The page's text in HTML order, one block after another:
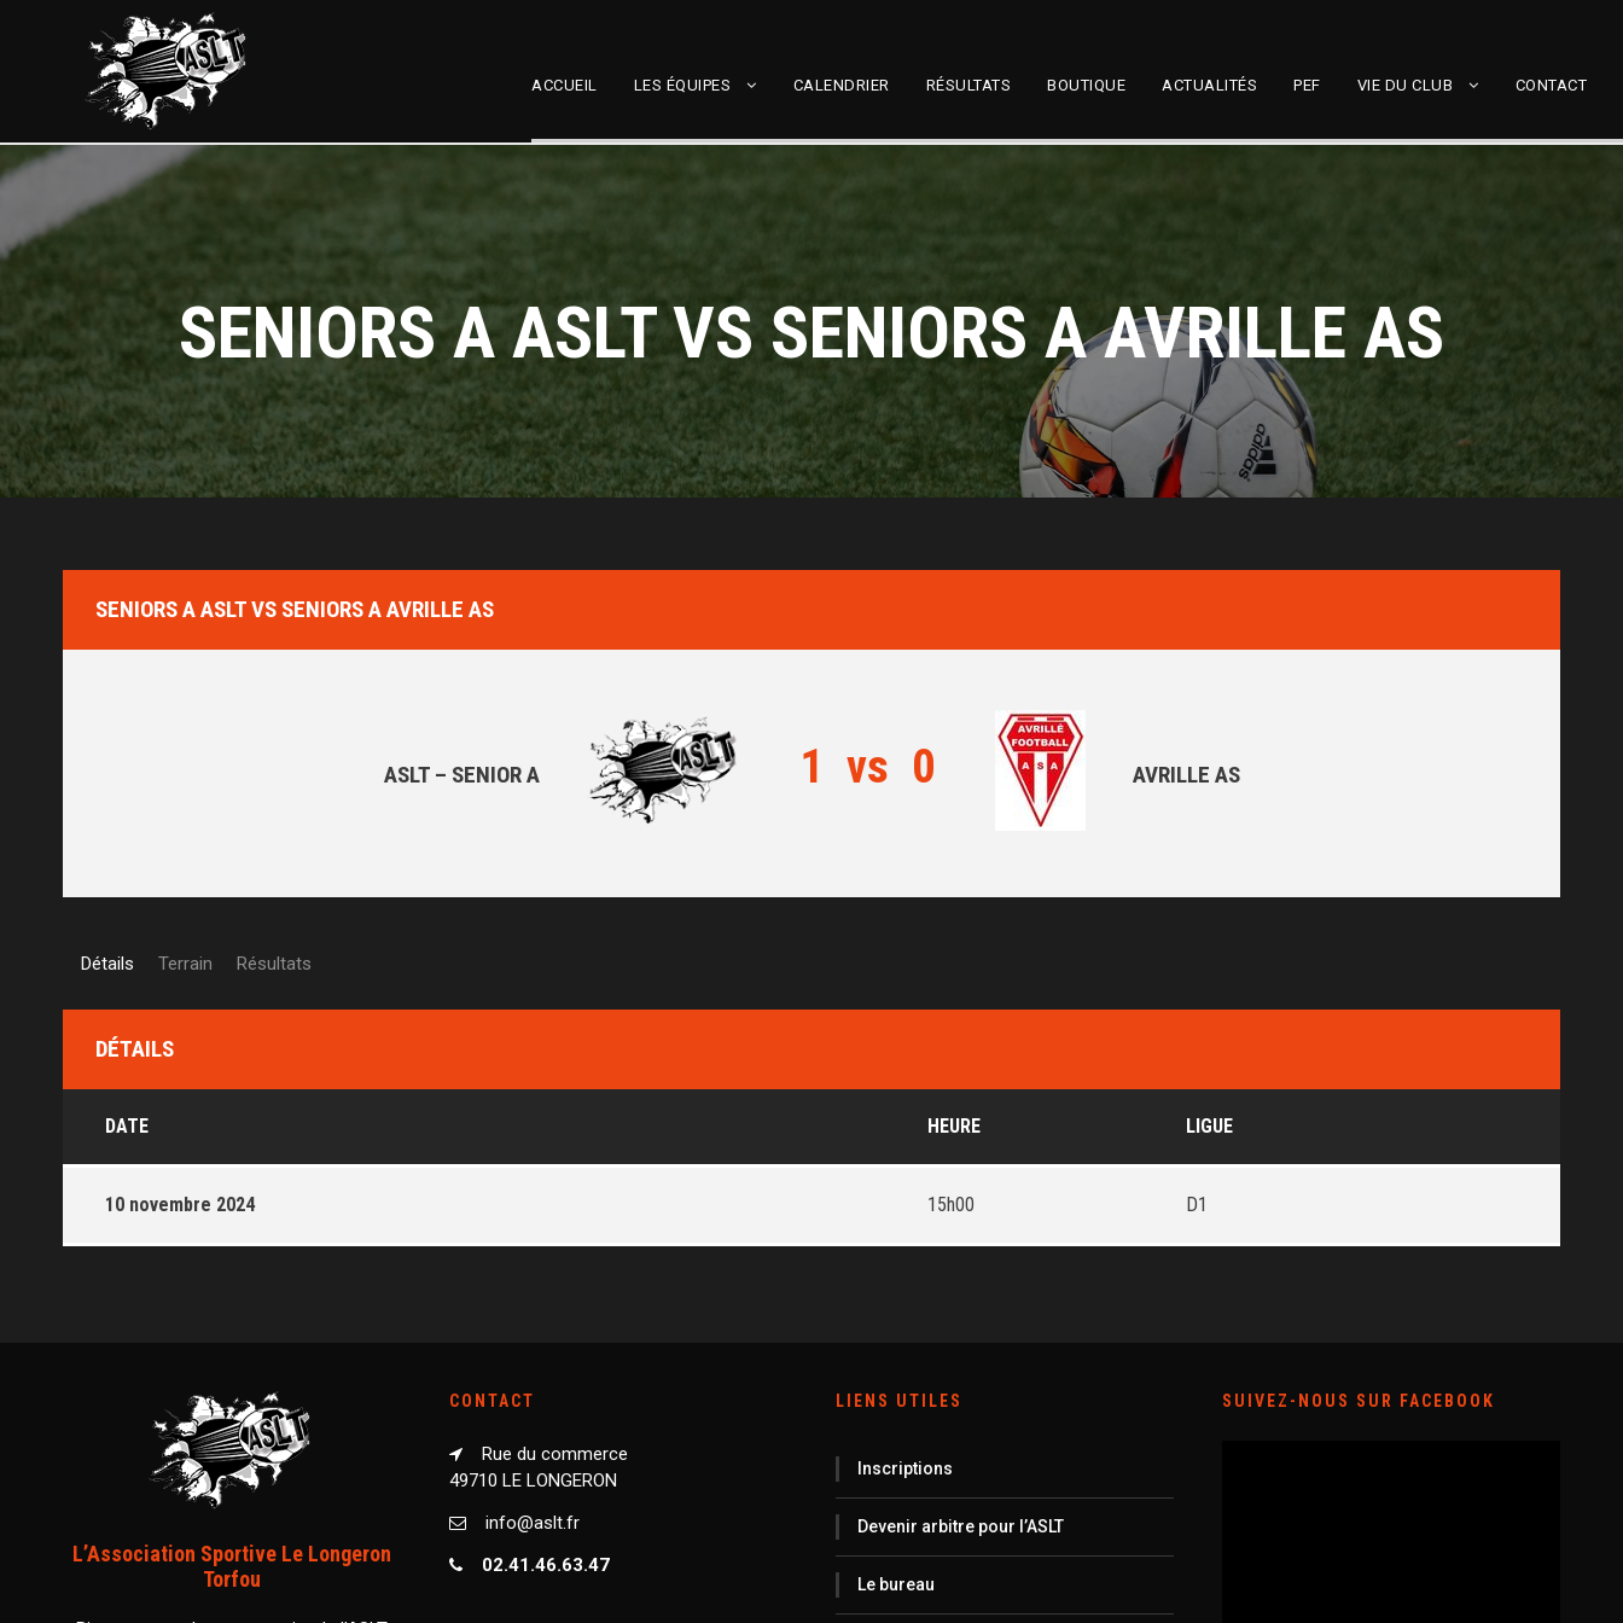
ACCUEIL LES ÉQUIPES CALENDRIER RÉSULTATS BOUTIQUE ACTUALITÉS PEF VIE DU CLUB CONTACT
SENIORS A ASLT VS SENIORS A AVRILLE AS
SENIORS A ASLT VS SENIORS A AVRILLE AS
ASLT – SENIOR A 1 vs 0 AVRILLE AS
Détails Terrain Résultats
DÉTAILS
DATE HEURE LIGUE
10 novembre 2024 15h00 D1
L’Association Sportive Le Longeron
Torfou
CONTACT
Rue du commerce
49710 LE LONGERON
info@aslt.fr
02.41.46.63.47
LIENS UTILES
Inscriptions
Devenir arbitre pour l’ASLT
Le bureau
SUIVEZ-NOUS SUR FACEBOOK